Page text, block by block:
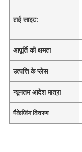
हाई लाइट:
आपूर्ति की क्षमता
उत्पत्ति के प्लेस
न्यूनतम आदेश मात्रा
पैकेजिंग विवरण